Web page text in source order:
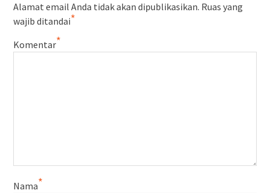
Alamat email Anda tidak akan dipublikasikan. Ruas yang
wajib ditandai*
Komentar*
Nama*